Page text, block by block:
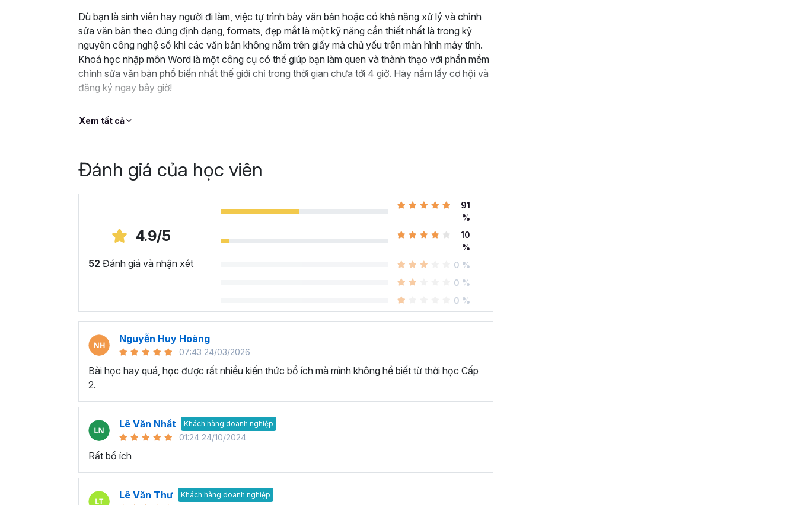
Dù bạn là sinh viên hay người đi làm, việc tự trình bày văn bản hoặc có khả năng xử lý và chỉnh
sửa văn bản theo đúng định dạng, formats, đẹp mắt là một kỹ năng cần thiết nhất là trong kỷ
nguyên công nghệ số khi các văn bản không nằm trên giấy mà chủ yếu trên màn hình máy tính.
Khoá học nhập môn Word là một công cụ có thể giúp bạn làm quen và thành thạo với phần mềm
chỉnh sửa văn bản phổ biến nhất thế giới chỉ trong thời gian chưa tới 4 giờ. Hãy nắm lấy cơ hội và
đăng ký ngay bây giờ!
Xem tất cả
Đánh giá của học viên
4.9/5
52 Đánh giá và nhận xét
91
%
10
%
0 %
0 %
0 %
Nguyễn Huy Hoàng
07:43 24/03/2026
Bài học hay quá, học được rất nhiều kiến thức bổ ích mà mình không hề biết từ thời học Cấp
2.
Lê Văn Nhất Khách hàng doanh nghiệp
01:24 24/10/2024
Rất bổ ích
Lê Văn Thư Khách hàng doanh nghiệp